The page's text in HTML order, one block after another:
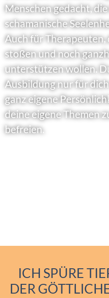
Menschen gedacht,
schamanische
Auch für Therapeuten,
stoßen und noch
unterstützen wollen.
Ausbildung nur für
ganz eigene
deine eigene Themen
befreien.
ICH SPÜRE
DER